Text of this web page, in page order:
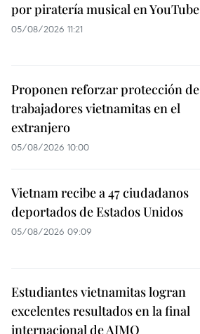
por piratería musical en YouTube
05/08/2026 11:21
Proponen reforzar protección de
trabajadores vietnamitas en el
extranjero
05/08/2026 10:00
Vietnam recibe a 47 ciudadanos
deportados de Estados Unidos
05/08/2026 09:09
Estudiantes vietnamitas logran
excelentes resultados en la final
internacional de AIMO